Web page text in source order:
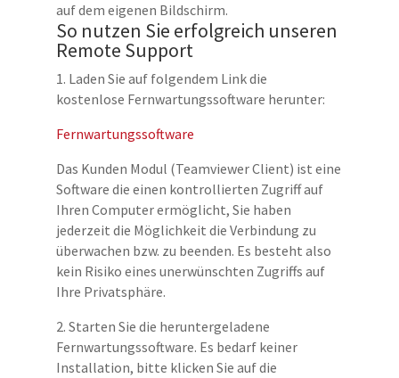
auf dem eigenen Bildschirm.
So nutzen Sie erfolgreich unseren
Remote Support
1. Laden Sie auf folgendem Link die
kostenlose Fernwartungssoftware herunter:
Fernwartungssoftware
Das Kunden Modul (Teamviewer Client) ist eine
Software die einen kontrollierten Zugriff auf
Ihren Computer ermöglicht, Sie haben
jederzeit die Möglichkeit die Verbindung zu
überwachen bzw. zu beenden. Es besteht also
kein Risiko eines unerwünschten Zugriffs auf
Ihre Privatsphäre.
2. Starten Sie die heruntergeladene
Fernwartungssoftware. Es bedarf keiner
Installation, bitte klicken Sie auf die